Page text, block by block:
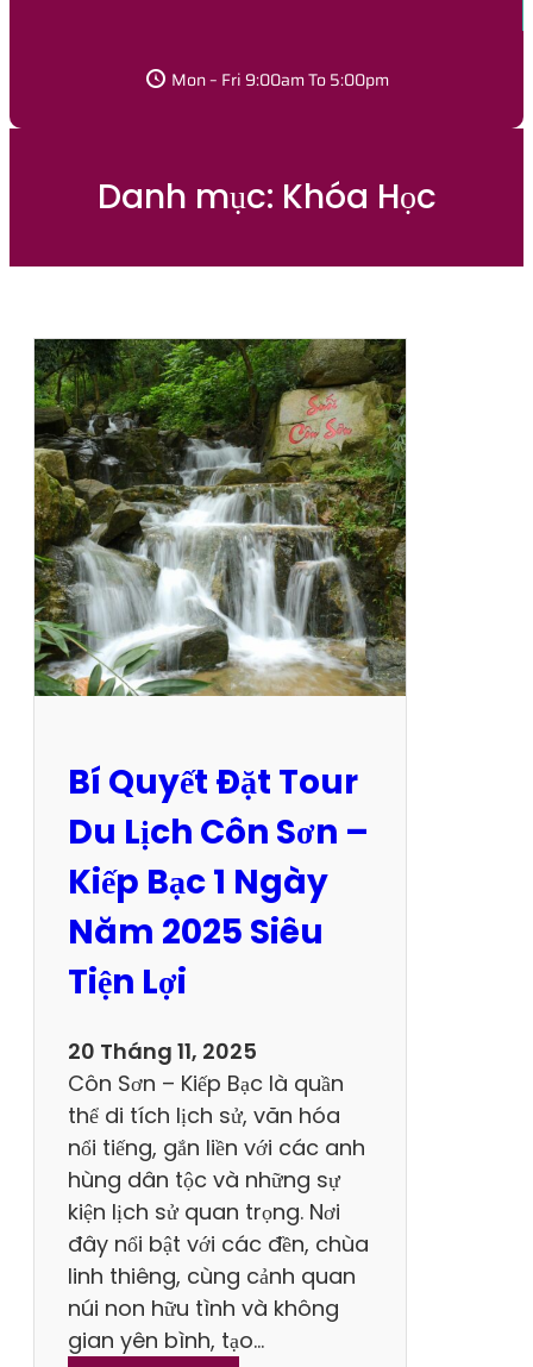
Mon – Fri 9:00am To 5:00pm
Danh mục: Khóa Học
Bí Quyết Đặt Tour
Du Lịch Côn Sơn –
Kiếp Bạc 1 Ngày
Năm 2025 Siêu
Tiện Lợi
20 Tháng 11, 2025
Côn Sơn – Kiếp Bạc là quần
thể di tích lịch sử, văn hóa
nổi tiếng, gắn liền với các anh
hùng dân tộc và những sự
kiện lịch sử quan trọng. Nơi
đây nổi bật với các đền, chùa
linh thiêng, cùng cảnh quan
núi non hữu tình và không
gian yên bình, tạo…